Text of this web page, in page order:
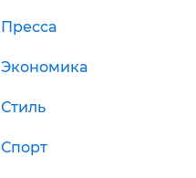
Пресса
Экономика
Стиль
Спорт